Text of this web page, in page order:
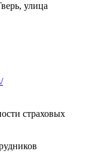
улица
страховых